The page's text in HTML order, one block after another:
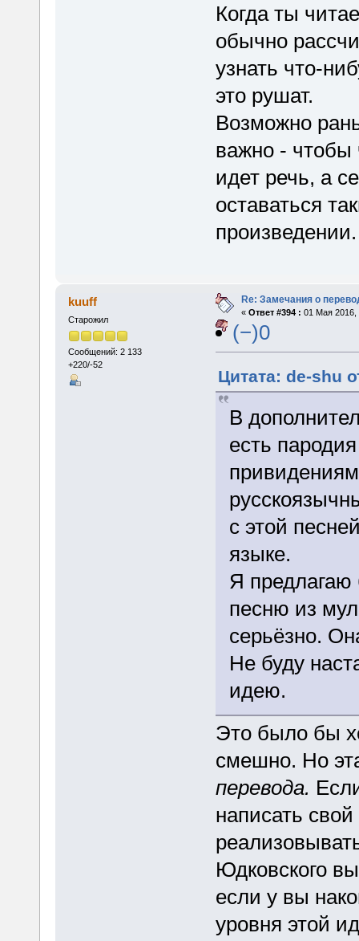
Когда ты
обычно
узнать что-
это рушат.
Возможно
важно - чтобы
идет речь, а
оставаться
произведении.
kuuff
Старожил
Сообщений: 2 133
+220/-52
Re: Замечания о
« Ответ #394 : 01 Мая 2016,
(−)0
Цитата: de-shu
В
есть
с этой
языке.
Я предлагаю
песню из
серьёзно.
Не буду
идею.
Это было бы
смешно. Но
перевода.
написать
Юдковского
если у вы
уровня этой